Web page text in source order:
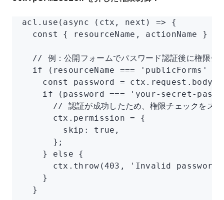
acl .use ( async (ctx , next) => {
  const
{ resourceName , actionName }
// 例：公開フォームでパスワード認証後に権限チ
  if
(resourceName === 'publicForms'
    const
password = ctx . request . body
    if
(password === 'your-secret-
// 認証が成功したため、権限チェックをス
      ctx
.permission = {
        skip
: true ,
      };
    }
else {
      ctx
.throw (403 , 'Invalid password'
    }
  }